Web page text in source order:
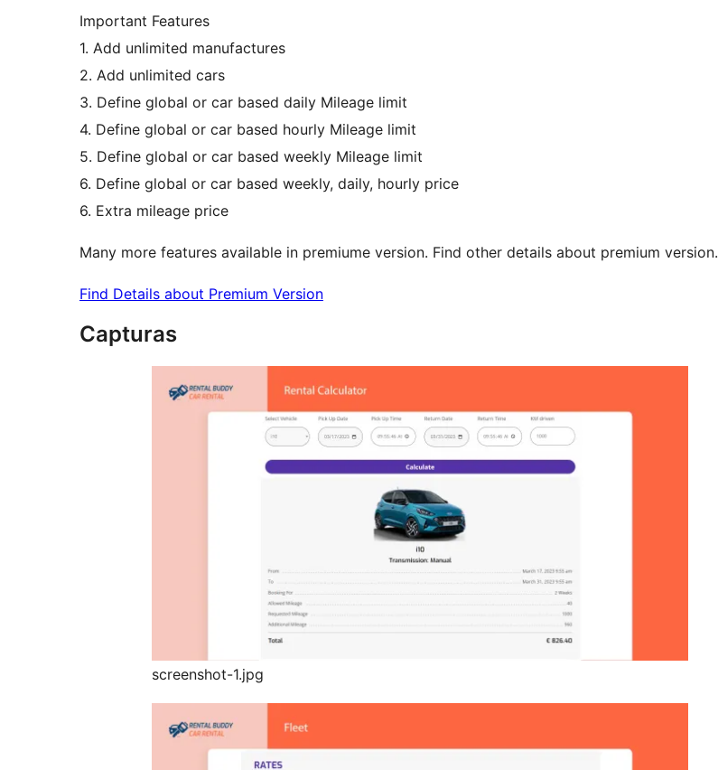
Important Features
1. Add unlimited manufactures
2. Add unlimited cars
3. Define global or car based daily Mileage limit
4. Define global or car based hourly Mileage limit
5. Define global or car based weekly Mileage limit
6. Define global or car based weekly, daily, hourly price
6. Extra mileage price
Many more features available in premiume version. Find other details about premium version.
Find Details about Premium Version
Capturas
screenshot-1.jpg